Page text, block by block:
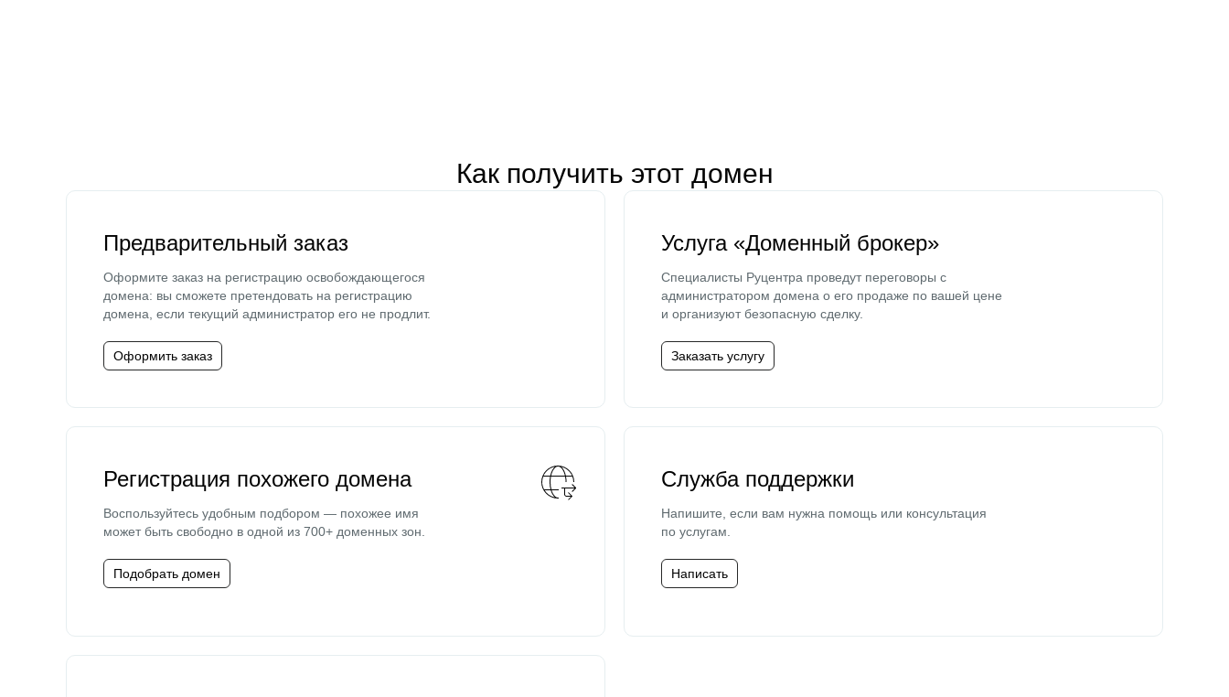
Как получить этот домен
Предварительный заказ
Оформите заказ на регистрацию освобождающегося
домена: вы сможете претендовать на регистрацию
домена, если текущий администратор его не продлит.
Оформить заказ
Услуга «Доменный брокер»
Специалисты Руцентра проведут переговоры с
администратором домена о его продаже по вашей цене
и организуют безопасную сделку.
Заказать услугу
Регистрация похожего домена
Воспользуйтесь удобным подбором — похожее имя
может быть свободно в одной из 700+ доменных зон.
Подобрать домен
Служба поддержки
Напишите, если вам нужна помощь или консультация
по услугам.
Написать